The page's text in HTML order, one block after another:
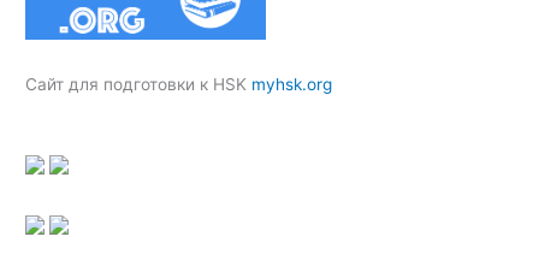
Сайт для подготовки к HSK myhsk.org